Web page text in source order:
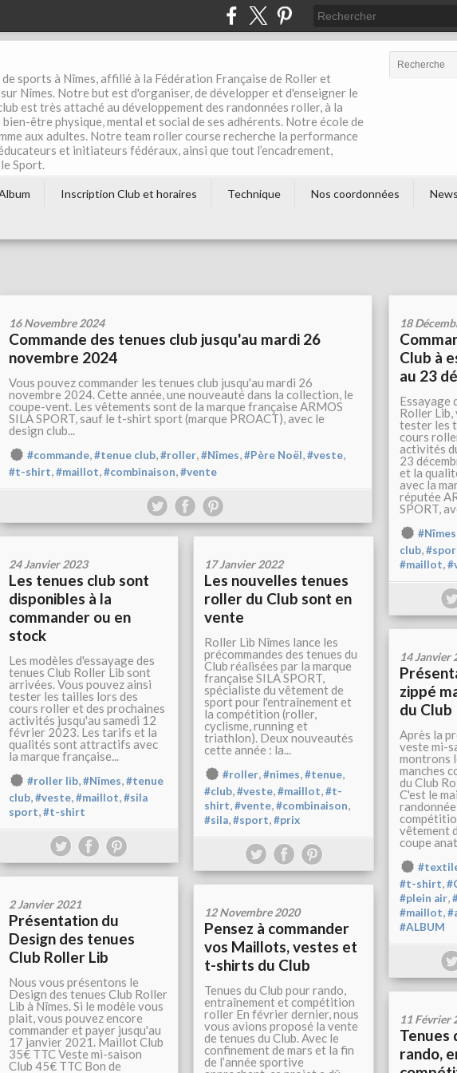
sports à Nîmes, affilié à la Fédération Française de Roller et
Nîmes. Notre but est d'organiser, de développer et d'enseigner le
est très attaché au développement des randonnées roller, à la
être physique, mental et social de ses adhérents. Notre école de
aux adultes. Notre team roller course recherche la performance
et initiateurs fédéraux, ainsi que tout l’encadrement,
Sport.
Inscription Club et horaires Technique Nos coordonnées
16 Novembre 2024
Commande des tenues club jusqu'au mardi 26
novembre 2024
Vous pouvez commander les tenues club jusqu'au mardi 26
novembre 2024. Cette année, une nouveauté dans la collection, le
coupe-vent. Les vêtements sont de la marque française ARMOS
SILA SPORT, sauf le t-shirt sport (marque PROACT), avec le
design club...
#commande,#tenue club,#roller,#Nîmes,#Père Noël,#veste,
#t-shirt,#maillot,#combinaison,#vente
18
Club à
au 23
Essayage
Roller Lib,
tester les
cours
activités
23
et la
avec la
réputée
SPORT,
#Nîmes
club,
#maillot,
24 Janvier 2023
Les tenues club sont
disponibles à la
commander ou en
stock
Les modèles d'essayage des
tenues Club Roller Lib sont
arrivées. Vous pouvez ainsi
tester les tailles lors des
cours roller et des prochaines
activités jusqu'au samedi 12
février 2023. Les tarifs et la
qualités sont attractifs avec
la marque française...
#roller lib,#Nîmes,#tenue
club,#veste,#maillot,#sila
sport,#t-shirt
17 Janvier 2022
Les nouvelles tenues
roller du Club sont en
vente
Roller Lib Nîmes lance les
précommandes des tenues du
Club réalisées par la marque
française SILA SPORT,
spécialiste du vêtement de
sport pour l'entraînement et
la compétition (roller,
cyclisme, running et
triathlon). Deux nouveautés
cette année : la...
#roller,#nimes,#tenue,
#club,#veste,#maillot,#t-
shirt,#vente,#combinaison,
#sila,#sport,#prix
14 Janvier
zippé
du Club
Après la
veste mi-
montrons
manches
du Club
C'est le
vêtement
coupe
#t-shirt,
#plein air,
#maillot,
#ALBUM
2 Janvier 2021
Présentation du
Design des tenues
Club Roller Lib
Nous vous présentons le
Design des tenues Club Roller
Lib à Nîmes. Si le modèle vous
plait, vous pouvez encore
commander et payer jusqu'au
17 janvier 2021. Maillot Club
35€ TTC Veste mi-saison
Club 45€ TTC Bon de
12 Novembre 2020
Pensez à commander
vos Maillots, vestes et
t-shirts du Club
Tenues du Club pour rando,
entraînement et compétition
roller En février dernier, nous
vous avions proposé la vente
de tenues du Club. Avec le
confinement de mars et la fin
de l’année sportive
11 Février
Tenues
rando,